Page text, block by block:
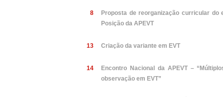
8
Proposta de reorganização curricular do
Posição da APEVT
13 Criação da variante em EVT
14
Encontro Nacional da APEVT –
observação em EVT”